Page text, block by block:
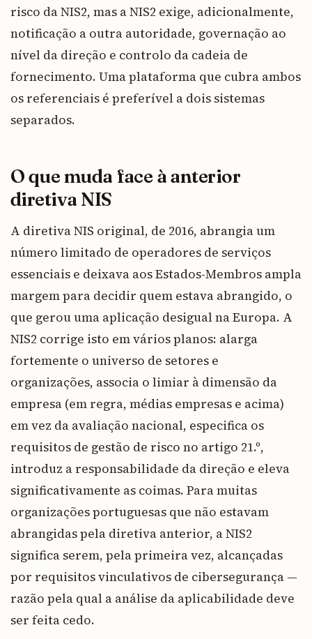
risco da NIS2, mas a NIS2 exige, adicionalmente,
notificação a outra autoridade, governação ao
nível da direção e controlo da cadeia de
fornecimento. Uma plataforma que cubra ambos
os referenciais é preferível a dois sistemas
separados.
O que muda face à anterior
diretiva NIS
A diretiva NIS original, de 2016, abrangia um
número limitado de operadores de serviços
essenciais e deixava aos Estados-Membros ampla
margem para decidir quem estava abrangido, o
que gerou uma aplicação desigual na Europa. A
NIS2 corrige isto em vários planos: alarga
fortemente o universo de setores e
organizações, associa o limiar à dimensão da
empresa (em regra, médias empresas e acima)
em vez da avaliação nacional, especifica os
requisitos de gestão de risco no artigo 21.º,
introduz a responsabilidade da direção e eleva
significativamente as coimas. Para muitas
organizações portuguesas que não estavam
abrangidas pela diretiva anterior, a NIS2
significa serem, pela primeira vez, alcançadas
por requisitos vinculativos de cibersegurança —
razão pela qual a análise da aplicabilidade deve
ser feita cedo.